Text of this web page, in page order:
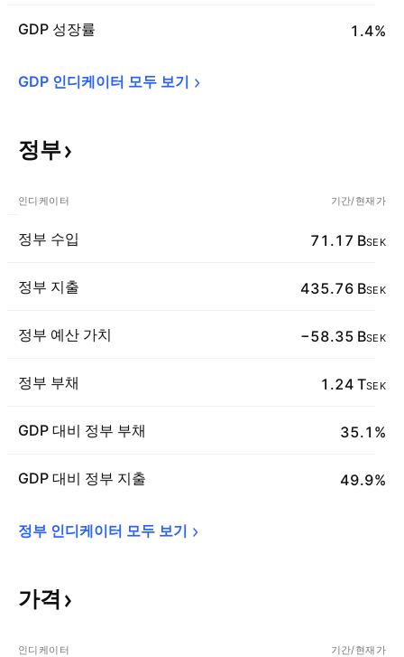
GDP 성장률 1.4%
GDP 인디케이터 모두 보기
정부
인디케이터 기간/현재가
정부 수입 71.17 BSEK
정부 지출 435.76 BSEK
정부 예산 가치 −58.35 BSEK
정부 부채 1.24 TSEK
GDP 대비 정부 부채 35.1%
GDP 대비 정부 지출 49.9%
정부 인디케이터 모두 보기
가격
인디케이터 기간/현재가